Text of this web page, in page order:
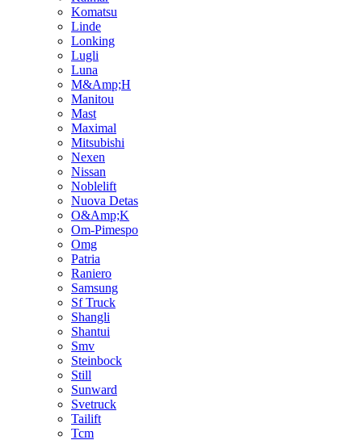
Komatsu
Linde
Lonking
Lugli
Luna
M&Amp;H
Manitou
Mast
Maximal
Mitsubishi
Nexen
Nissan
Noblelift
Nuova Detas
O&Amp;K
Om-Pimespo
Omg
Patria
Raniero
Samsung
Sf Truck
Shangli
Shantui
Smv
Steinbock
Still
Sunward
Svetruck
Tailift
Tcm